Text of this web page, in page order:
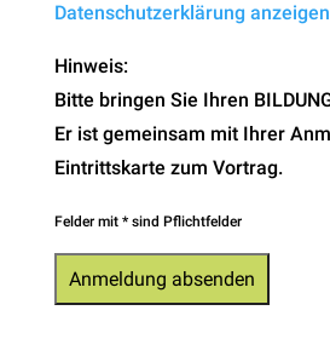
Datenschutzerklärung
Hinweis:
Bitte bringen Sie Ihren
Er ist gemeinsam mit Ihrer
Eintrittskarte zum Vortrag.
Felder mit * sind Pflichtfelder